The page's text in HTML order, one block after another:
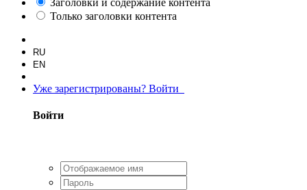
Заголовки и содержание контента
Только заголовки контента
RU
EN
Уже зарегистрированы? Войти
Войти